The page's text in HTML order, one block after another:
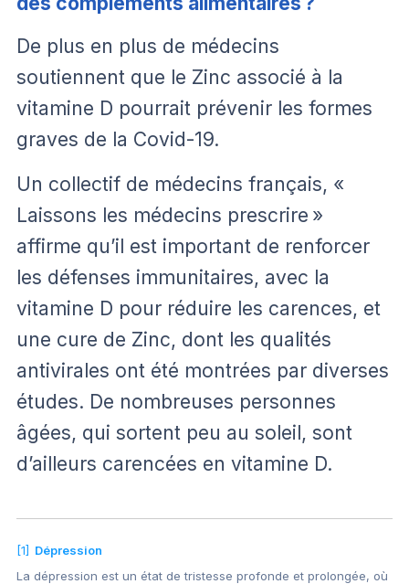
De plus en plus de médecins
soutiennent que le Zinc associé à la
vitamine D pourrait prévenir les formes
graves de la Covid-19.
Un collectif de médecins français, «
Laissons les médecins prescrire »
affirme qu’il est important de renforcer
les défenses immunitaires, avec la
vitamine D pour réduire les carences, et
une cure de Zinc, dont les qualités
antivirales ont été montrées par diverses
études. De nombreuses personnes
âgées, qui sortent peu au soleil, sont
d’ailleurs carencées en vitamine D.
[1] Dépression
La dépression est un état de tristesse profonde et prolongée, où